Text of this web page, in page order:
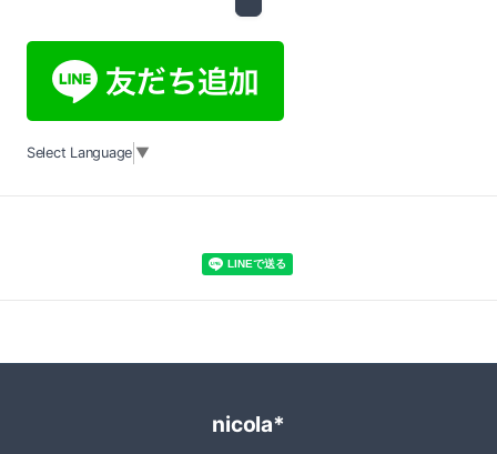
Select Language ▼
nicola*